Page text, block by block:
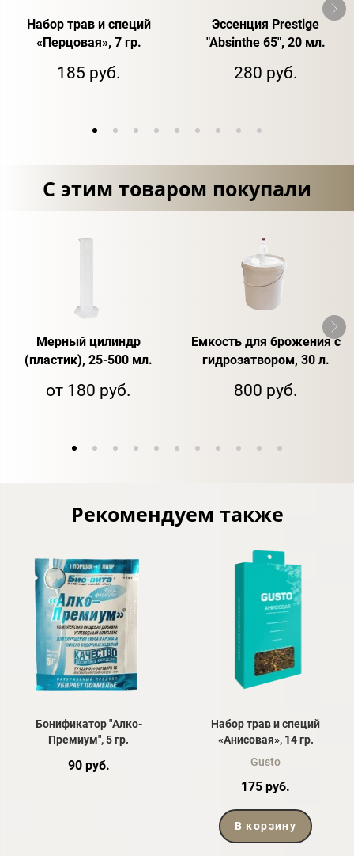
Набор трав и специй
«Перцовая», 7 гр.
185 руб.
Эссенция Prestige
"Absinthe 65", 20 мл.
280 руб.
С этим товаром покупали
Мерный цилиндр
(пластик), 25-500 мл.
от 180 руб.
Емкость для брожения с
гидрозатвором, 30 л.
800 руб.
Рекомендуем также
Бонификатор "Алко-
Премиум", 5 гр.
90 руб.
Набор трав и специй
«Анисовая», 14 гр.
Gusto
175 руб.
В корзину